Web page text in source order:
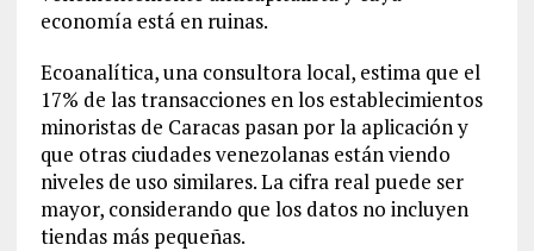
economía está en ruinas.
Ecoanalítica, una consultora local, estima que el
17% de las transacciones en los establecimientos
minoristas de Caracas pasan por la aplicación y
que otras ciudades venezolanas están viendo
niveles de uso similares. La cifra real puede ser
mayor, considerando que los datos no incluyen
tiendas más pequeñas.